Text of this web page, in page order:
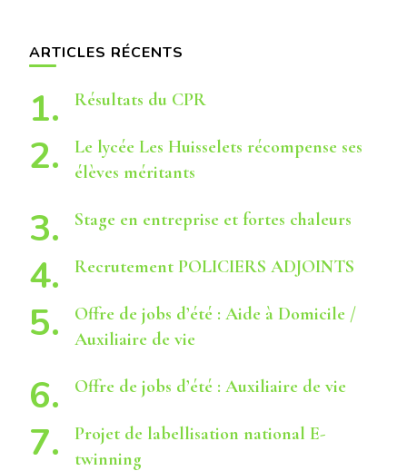
ARTICLES RÉCENTS
Résultats du CPR
Le lycée Les Huisselets récompense ses
élèves méritants
Stage en entreprise et fortes chaleurs
Recrutement POLICIERS ADJOINTS
Offre de jobs d’été : Aide à Domicile /
Auxiliaire de vie
Offre de jobs d’été : Auxiliaire de vie
Projet de labellisation national E-
twinning